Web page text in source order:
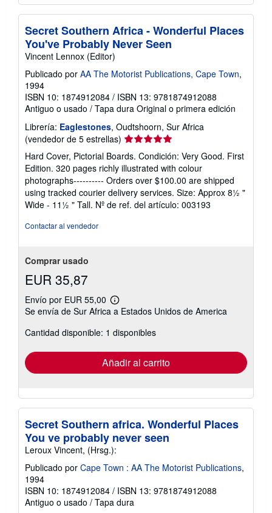
Secret Southern Africa - Wonderful Places
You've Probably Never Seen
Vincent Lennox (Editor)
Publicado por AA The Motorist Publications, Cape Town,
1994
ISBN 10: 1874912084 / ISBN 13: 9781874912088
Antiguo o usado / Tapa dura Original o primera edición
Librería: Eaglestones, Oudtshoorn, Sur Africa
(vendedor de 5 estrellas) Calificación
del
vendedor:
5
de
5
estrellas
Hard Cover, Pictorial Boards. Condición: Very Good. First
Edition. 320 pages richly illustrated with colour
photographs---------- Orders over $100.00 are shipped
using tracked courier delivery services. Size: Approx 8½ "
Wide - 11½ " Tall. Nº de ref. del artículo: 003193
Contactar al vendedor
Comprar usado
EUR 35,87
Envío por EUR 55,00
Más
información
las
tarifas
envío
Se envía de Sur Africa a Estados Unidos de America
Cantidad disponible: 1 disponibles
Añadir al carrito
Secret Southern africa. Wonderful Places
You ve probably never seen
Leroux Vincent, (Hrsg.):
Publicado por Cape Town : AA The Motorist Publications,
1994
ISBN 10: 1874912084 / ISBN 13: 9781874912088
Antiguo o usado / Tapa dura